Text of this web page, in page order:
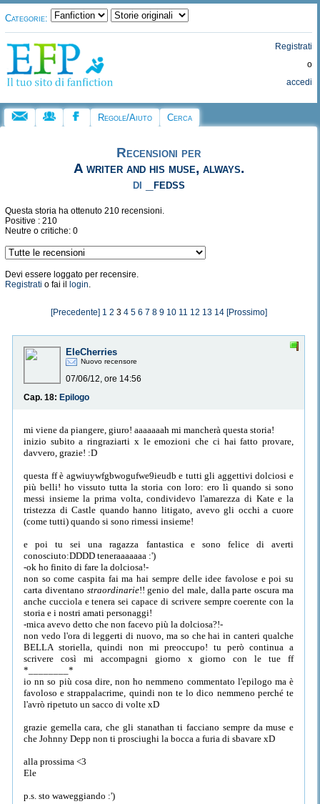
Categorie:
Registrati
o
accedi
Regole/Aiuto Cerca
Recensioni per
A writer and his muse, always.
di
_fedss
Questa storia ha ottenuto 210 recensioni.
Positive : 210
Neutre o critiche: 0
Devi essere loggato per recensire.
Registrati o fai il login.
[Precedente] 1 2 3 4 5 6 7 8 9 10 11 12 13 14 [Prossimo]
EleCherries
Nuovo recensore
07/06/12, ore 14:56
Cap. 18: Epilogo
mi viene da piangere, giuro! aaaaaaah mi mancherà questa storia!
inizio subito a ringraziarti x le emozioni che ci hai fatto provare,
davvero, grazie! :D
questa ff è agwiuywfgbwogufwe9ieudb e tutti gli aggettivi dolciosi e
più belli! ho vissuto tutta la storia con loro: ero lì quando si sono
messi insieme la prima volta, condividevo l'amarezza di Kate e la
tristezza di Castle quando hanno litigato, avevo gli occhi a cuore
(come tutti) quando si sono rimessi insieme!
e poi tu sei una ragazza fantastica e sono felice di averti
conosciuto:DDDD teneraaaaaaa :')
-ok ho finito di fare la dolciosa!-
non so come caspita fai ma hai sempre delle idee favolose e poi su
carta diventano straordinarie!! genio del male, dalla parte oscura ma
anche cucciola e tenera sei capace di scrivere sempre coerente con la
storia e i nostri amati personaggi!
-mica avevo detto che non facevo più la dolciosa?!-
non vedo l'ora di leggerti di nuovo, ma so che hai in canteri qualche
BELLA storiella, quindi non mi preoccupo! tu però continua a
scrivere così mi accompagni giorno x giorno con le tue ff
*________*
io nn so più cosa dire, non ho nemmeno commentato l'epilogo ma è
favoloso e strappalacrime, quindi non te lo dico nemmeno perché te
l'avrò ripetuto un sacco di volte xD
grazie gemella cara, che gli stanathan ti facciano sempre da muse e
che Johnny Depp non ti prosciughi la bocca a furia di sbavare xD
alla prossima <3
Ele
p.s. sto waweggiando :')